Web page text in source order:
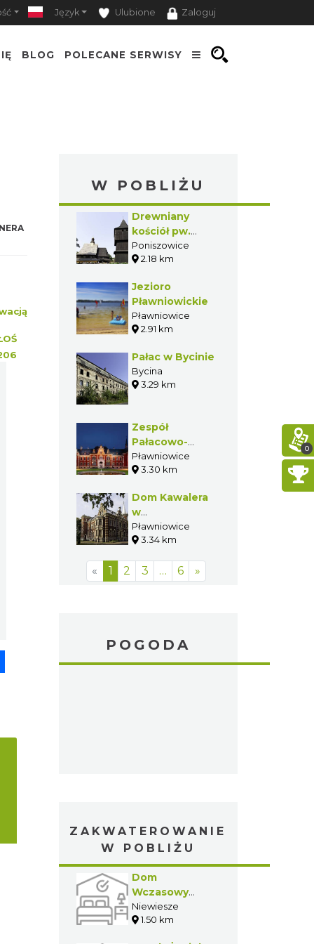
Język Ulubione Zaloguj
BLOG POLECANE SERWISY
W POBLIŻU
Drewniany
kościół pw.
Narodzenia św.
Jana
Matki Bożej
Częstochowskiej
w
Poniszowicach
Poniszowice
2.18 km
Jezioro
Pławniowickie
Pławniowice
2.91 km
Pałac w Bycinie
Bycina
3.29 km
Zespół
Pałacowo-
Parkowy
Ballestremów
Pławniowicach
Pławniowice
3.30 km
Dom Kawalera
w
Pławniowicach
Pławniowice
3.34 km
« 1 2 3 … 6 »
POGODA
ZAKWATEROWANIE
W POBLIŻU
Dom
Wczasowy
"Kolejarz"
Niewiesze
1.50 km
0